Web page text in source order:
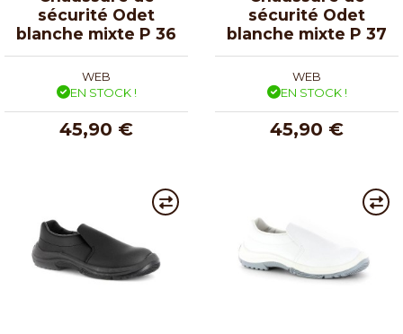
sécurité Odet
blanche mixte P 36
WEB
EN STOCK !
45,90 €
sécurité Odet
blanche mixte P 37
WEB
EN STOCK !
45,90 €